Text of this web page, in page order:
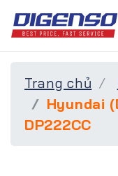
Trang chủ
Hyundai
DP222CC